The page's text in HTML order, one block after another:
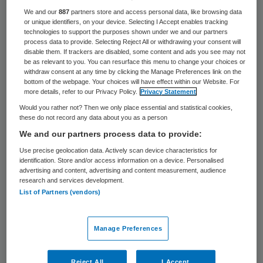
Tijdens de Gelderse start van de Italiaanse
wielerklassieker Giro d’Italia staan ruim 180
vrijwilligers van het Rode Kruis paraat om
waar nodig eerste hulp te bieden. Ze doen
dat op EHBO-posten in Apeldoorn, Arnhem
en Nijmegen. Ook zijn er veertien EHBO-
biketeams actief langs het parcours.
De start van de Giro is vrijdag 6 mei. De
organisatie verwacht een half miljoen
bezoekers.
Bevrijdingsdag
Het Rode Kruis is met honderden
We and our887 partners store and access personal data, like browsing data
or unique identifiers, on your device. Selecting I Accept enables tracking
technologies to support the purposes shown under we and our partners
process data to provide. Selecting Reject All or withdrawing your consent will
disable them. If trackers are disabled, some content and ads you see may not
be as relevant to you. You can resurface this menu to change your choices or
withdraw consent at any time by clicking the Manage Preferences link on the
bottom of the webpage. Your choices will have effect within our Website. For
more details, refer to our Privacy Policy.
Privacy Statement
Would you rather not? Then we only place essential and statistical cookies,
these do not record any data about you as a person
We and our partners process data to provide:
Use precise geolocation data. Actively scan device characteristics for
identification. Store and/or access information on a device. Personalised
advertising and content, advertising and content measurement, audience
research and services development.
List of Partners (vendors)
Manage Preferences